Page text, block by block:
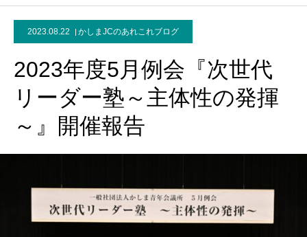
2023.08.22 かしまJCのあれこれブログ
2023年度5月例会『次世代
リーダー塾～主体性の発揮
～』開催報告